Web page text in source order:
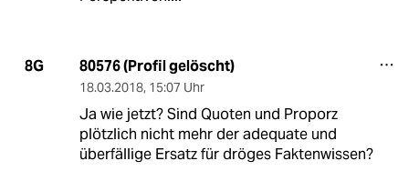
8G 80576 (Profil gelöscht)
18.03.2018, 15:07 Uhr
Ja wie jetzt? Sind Quoten und Proporz
plötzlich nicht mehr der adequate und
überfällige Ersatz für dröges Faktenwissen?